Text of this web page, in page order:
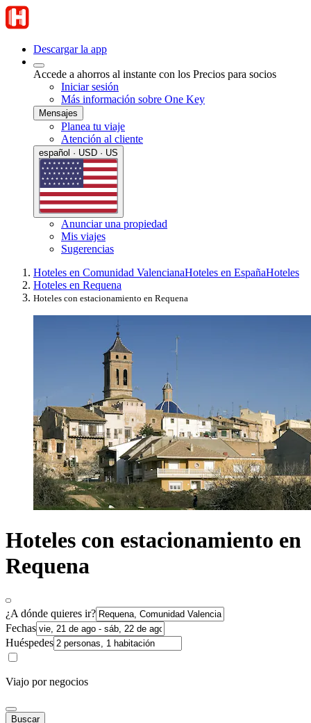
Descargar la app
Accede a ahorros al instante con los Precios para socios
Iniciar sesión
Más información sobre One Key
Mensajes
Planea tu viaje
Atención al cliente
español · USD · US
Anunciar una propiedad
Mis viajes
Sugerencias
Hoteles en Comunidad ValencianaHoteles en EspañaHoteles
Hoteles en Requena
Hoteles con estacionamiento en Requena
Hoteles con estacionamiento en
Requena
¿A dónde quieres ir?
Fechas
Huéspedes
Viajo por negocios
Buscar